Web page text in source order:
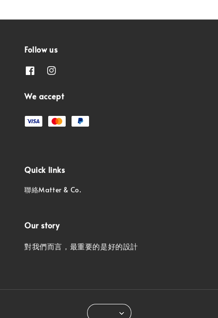
Follow us
We accept
Quick links
聯絡Matter & Co.
Our story
對我們而言，最重要的是好的設計